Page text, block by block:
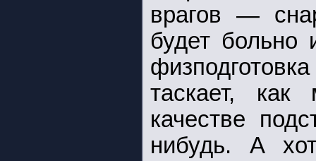
врагов —
будет больно
таскает,
качестве
нибудь. А